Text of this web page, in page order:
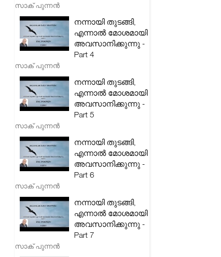
സാക് പുന്നൻ
നന്നായി തുടങ്ങി,
എന്നാൽ മോശമായി
അവസാനിക്കുന്നു -
Part 4
സാക് പുന്നൻ
നന്നായി തുടങ്ങി,
എന്നാൽ മോശമായി
അവസാനിക്കുന്നു -
Part 5
സാക് പുന്നൻ
നന്നായി തുടങ്ങി,
എന്നാൽ മോശമായി
അവസാനിക്കുന്നു -
Part 6
സാക് പുന്നൻ
നന്നായി തുടങ്ങി,
എന്നാൽ മോശമായി
അവസാനിക്കുന്നു -
Part 7
സാക് പുന്നൻ